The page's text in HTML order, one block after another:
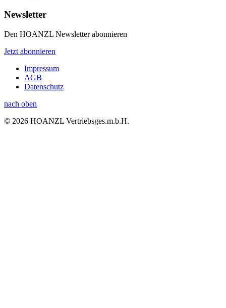
Newsletter
Den HOANZL Newsletter abonnieren
Jetzt abonnieren
Impressum
AGB
Datenschutz
nach oben
© 2026 HOANZL Vertriebsges.m.b.H.